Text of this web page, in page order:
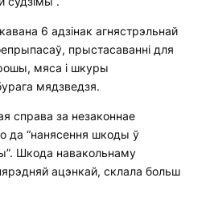
6 адзінак агнястрэльнай
прыстасаванні для
мяса і шкуры
мядзведзя.
справа за незаконнае
да “нанясення шкоды ў
Шкода навакольнаму
ацэнкай, склала больш